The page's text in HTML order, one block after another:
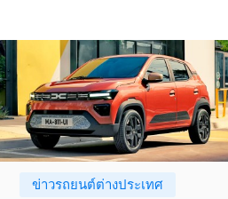
ข่าวรถยนต์ต่างประเทศ